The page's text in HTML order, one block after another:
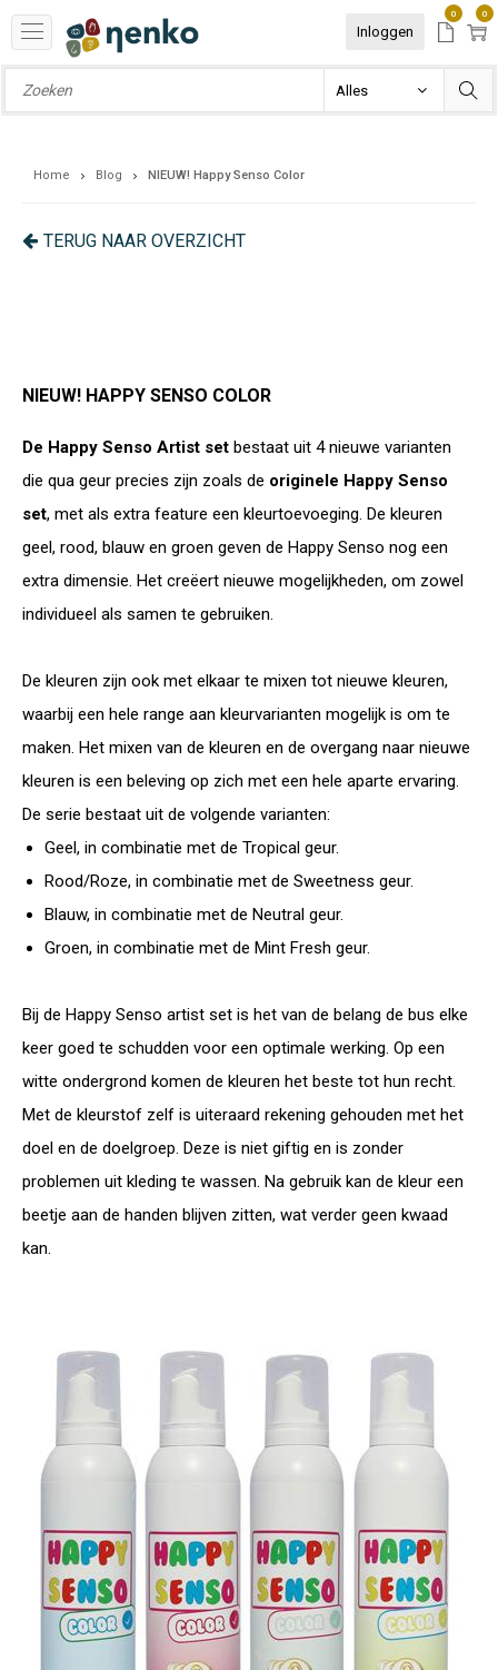
Inloggen
0 0
Home Blog NIEUW! Happy Senso Color
TERUG NAAR OVERZICHT
NIEUW! HAPPY SENSO COLOR
De Happy Senso Artist set bestaat uit 4 nieuwe varianten
die qua geur precies zijn zoals de originele Happy Senso
set, met als extra feature een kleurtoevoeging. De kleuren
geel, rood, blauw en groen geven de Happy Senso nog een
extra dimensie. Het creëert nieuwe mogelijkheden, om zowel
individueel als samen te gebruiken.
De kleuren zijn ook met elkaar te mixen tot nieuwe kleuren,
waarbij een hele range aan kleurvarianten mogelijk is om te
maken. Het mixen van de kleuren en de overgang naar nieuwe
kleuren is een beleving op zich met een hele aparte ervaring.
De serie bestaat uit de volgende varianten:
Geel, in combinatie met de Tropical geur.
Rood/Roze, in combinatie met de Sweetness geur.
Blauw, in combinatie met de Neutral geur.
Groen, in combinatie met de Mint Fresh geur.
Bij de Happy Senso artist set is het van de belang de bus elke
keer goed te schudden voor een optimale werking. Op een
witte ondergrond komen de kleuren het beste tot hun recht.
Met de kleurstof zelf is uiteraard rekening gehouden met het
doel en de doelgroep. Deze is niet giftig en is zonder
problemen uit kleding te wassen. Na gebruik kan de kleur een
beetje aan de handen blijven zitten, wat verder geen kwaad
kan.